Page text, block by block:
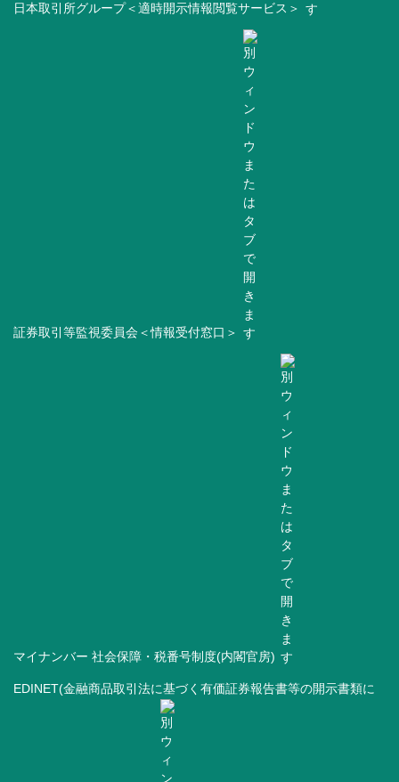
日本取引所グループ＜適時開示情報閲覧サービス＞
証券取引等監視委員会＜情報受付窓口＞
マイナンバー 社会保障・税番号制度(内閣官房)
EDINET(金融商品取引法に基づく有価証券報告書等の開示書類に